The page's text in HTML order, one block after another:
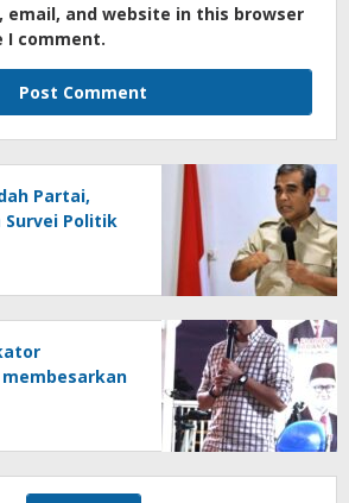
email, and website in this browser
comment.
Partai,
Politik